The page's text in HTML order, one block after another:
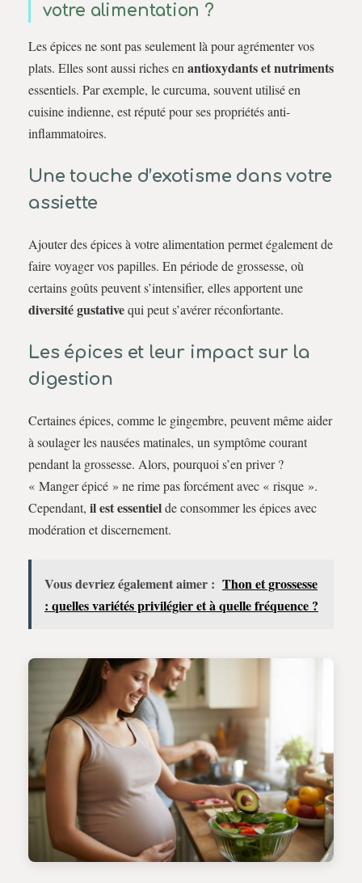
votre alimentation ?
Les épices ne sont pas seulement là pour agrémenter vos
plats. Elles sont aussi riches en antioxydants et nutriments
essentiels. Par exemple, le curcuma, souvent utilisé en
cuisine indienne, est réputé pour ses propriétés anti-
inflammatoires.
Une touche d’exotisme dans votre
assiette
Ajouter des épices à votre alimentation permet également de
faire voyager vos papilles. En période de grossesse, où
certains goûts peuvent s’intensifier, elles apportent une
diversité gustativequi peut s’avérer réconfortante.
Les épices et leur impact sur la
digestion
Certaines épices, comme le gingembre, peuvent même aider
à soulager les nausées matinales, un symptôme courant
pendant la grossesse. Alors, pourquoi s’en priver ?
« Manger épicé » ne rime pas forcément avec « risque ».
Cependant, il est essentielde consommer les épices avec
modération et discernement.
Vous devriez également aimer : Thon et grossesse
: quelles variétés privilégier et à quelle fréquence ?